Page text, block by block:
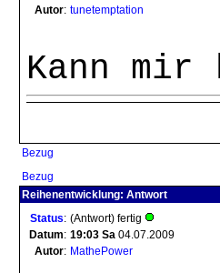
Autor: tunetemptation
Kann
Bezug
Bezug
Reihenentwicklung: Antwort
Status: (Antwort) fertig
Datum: 19:03 Sa 04.07.2009
Autor: MathePower